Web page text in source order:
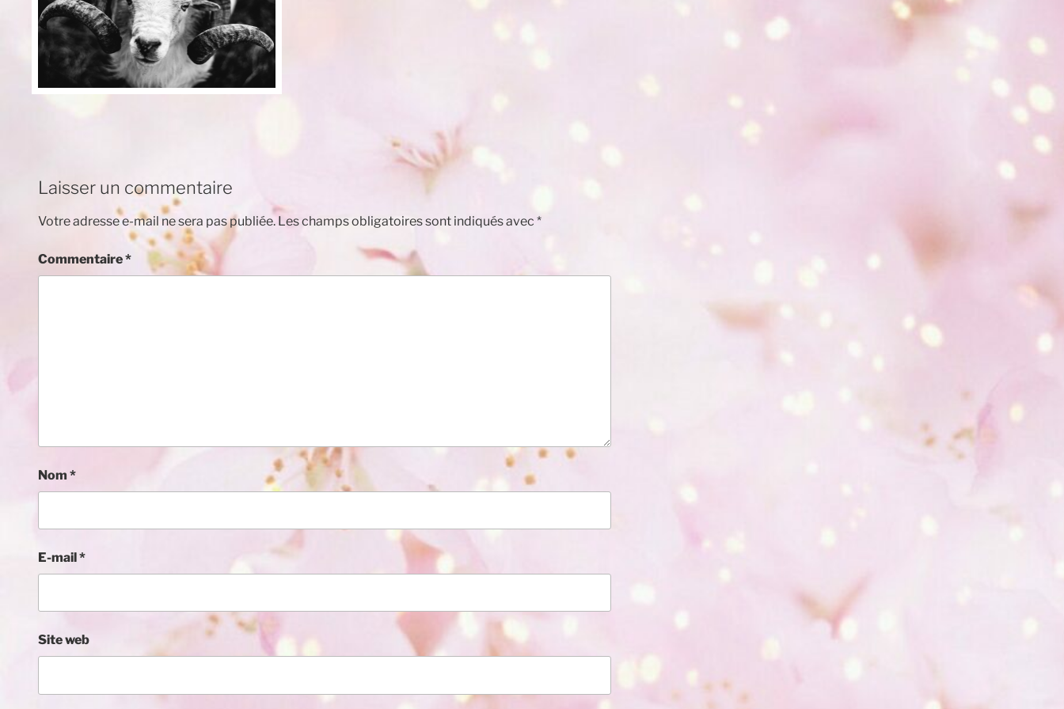
Laisser un commentaire
Votre adresse e-mail ne sera pas publiée. Les champs obligatoires sont indiqués avec *
Commentaire*
Nom *
E-mail*
Site web